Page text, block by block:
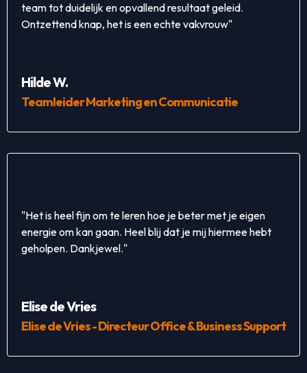
team tot duidelijk en opvallend resultaat geleid.
Ontzettend knap, het is een echte vakvrouw"
Hilde W.
Teamleider Marketing en Communicatie
"Het is heel fijn om te leren hoe je beter met je eigen
energie om kan gaan. Heel blij dat je mij hiermee hebt
geholpen. Dankjewel."
Elise de Vries
Elise de Vries - Directeur Office & Business Support